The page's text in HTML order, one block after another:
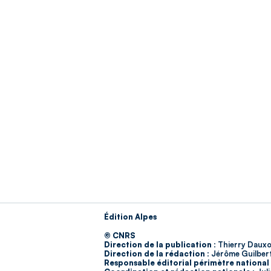
Édition Alpes
© CNRS
Direction de la publication : Thierry
Direction de la rédaction : Jérôme
Responsable éditorial périmètre national